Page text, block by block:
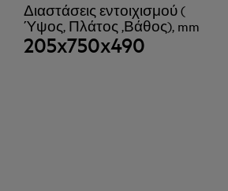
Διαστάσεις εντοιχισμού (
Ύψος, Πλάτος ,Βάθος), mm
205x750x490